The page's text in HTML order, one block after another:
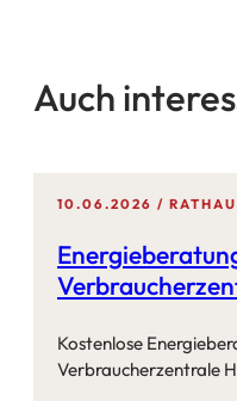
Auch
10.06.2026
Kostenlose
Verbraucherzentrale